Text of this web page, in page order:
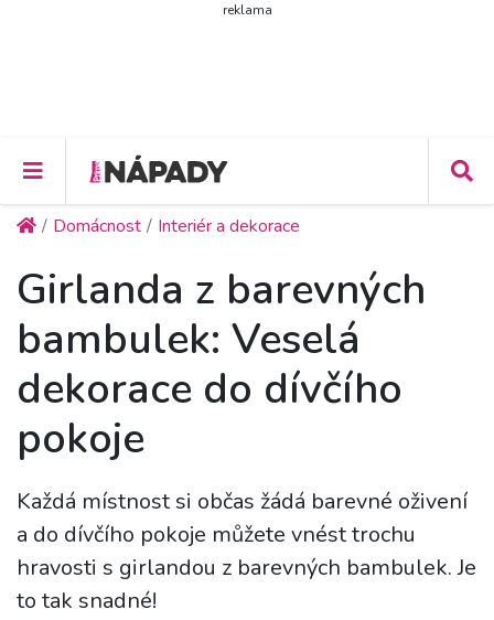
reklama
Domácnost Interiér a dekorace
Girlanda z barevných
bambulek: Veselá
dekorace do dívčího
pokoje
Každá místnost si občas žádá barevné oživení
a do dívčího pokoje můžete vnést trochu
hravosti s girlandou z barevných bambulek. Je
to tak snadné!